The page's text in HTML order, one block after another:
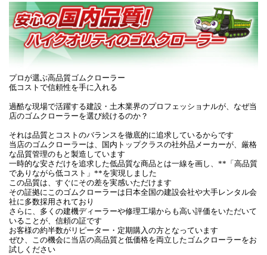
プロが選ぶ高品質ゴムクローラー
低コストで信頼性を手に入れる
過酷な現場で活躍する建設・土木業界のプロフェッショナルが、なぜ当
店のゴムクローラーを選び続けるのか？
それは品質とコストのバランスを徹底的に追求しているからです
当店のゴムクローラーは、国内トップクラスの社外品メーカーが、厳格
な品質管理のもと製造しています
一時的な安さだけを追求した低品質な商品とは一線を画し、**「高品質
でありながら低コスト」**を実現しました
この品質は、すぐにその差を実感いただけます
その証拠にこのゴムクローラーは日本全国の建設会社や大手レンタル会
社に多数採用されており
さらに、多くの建機ディーラーや修理工場からも高い評価をいただいて
いることが、信頼の証です
お客様の約半数がリピーター・定期購入の方となっています
ぜひ、この機会に当店の高品質と低価格を両立したゴムクローラーをお
試しください